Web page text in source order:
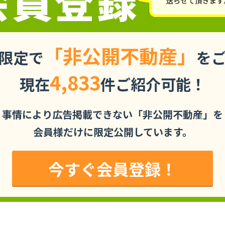
定で 「非公開不動産」 を
現在4,833件ご紹介可能！
事情により広告掲載できない「非公開不動産」を
会員様だけに限定公開しています。
今すぐ会員登録！